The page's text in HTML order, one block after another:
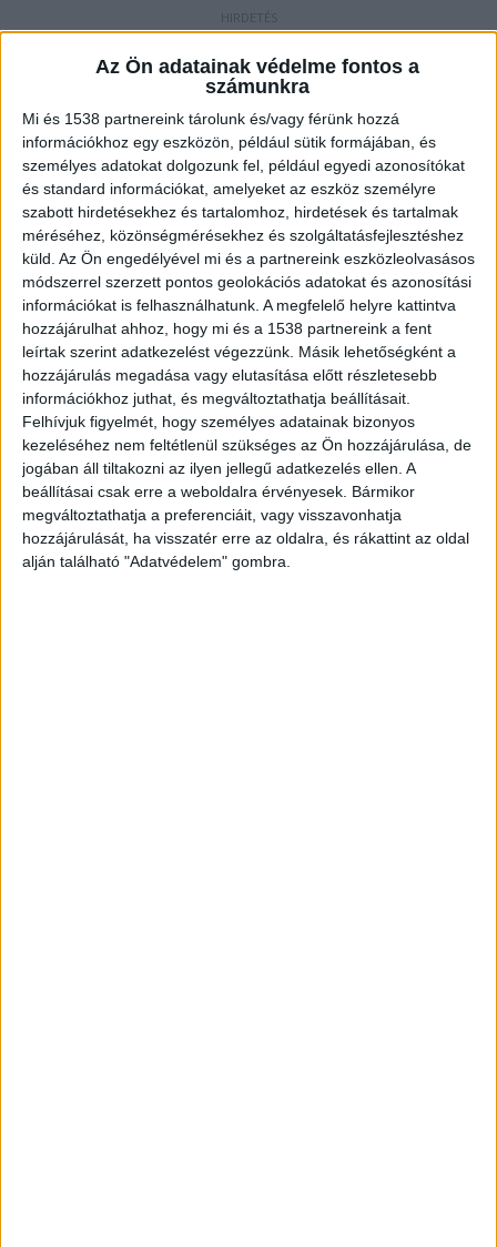
Az Ön adatainak védelme fontos a
számunkra
Mi és 1538 partnereink tárolunk és/vagy férünk hozzá
információkhoz egy eszközön, például sütik formájában, és
személyes adatokat dolgozunk fel, például egyedi azonosítókat
és standard információkat, amelyeket az eszköz személyre
szabott hirdetésekhez és tartalomhoz, hirdetések és tartalmak
méréséhez, közönségmérésekhez és szolgáltatásfejlesztéshez
küld. Az Ön engedélyével mi és a partnereink eszközleolvasásos
módszerrel szerzett pontos geolokációs adatokat és azonosítási
információkat is felhasználhatunk. A megfelelő helyre kattintva
hozzájárulhat ahhoz, hogy mi és a 1538 partnereink a fent
leírtak szerint adatkezelést végezzünk. Másik lehetőségként a
hozzájárulás megadása vagy elutasítása előtt részletesebb
információkhoz juthat, és megváltoztathatja beállításait.
Felhívjuk figyelmét, hogy személyes adatainak bizonyos
kezeléséhez nem feltétlenül szükséges az Ön hozzájárulása, de
jogában áll tiltakozni az ilyen jellegű adatkezelés ellen. A
beállításai csak erre a weboldalra érvényesek. Bármikor
megváltoztathatja a preferenciáit, vagy visszavonhatja
hozzájárulását, ha visszatér erre az oldalra, és rákattint az oldal
alján található "Adatvédelem" gombra.
A felesége meghalt
A férfi 32 éves párja, K. Leila életét vesztette, a
nő 55 éves édesanyja viszont a szerencsének
köszönhetően túlélte az incidenst. A brutális
vérengzést végignézte a házaspár kisebbik
gyermeke, a négyesztendős Kornél is, akit a
történtek után biciklivel vitt magával a gyilkos
ámokfutó. ABlikkmegtalálta a közelben élő
Zsuzsannát, akihez a történtek után sietett a
zaklatott férfi.A Kékvillogó legfrissebb híreit ide
kattintva éred el! A Facebookon már 341 ezernél
is többen követnek minket.